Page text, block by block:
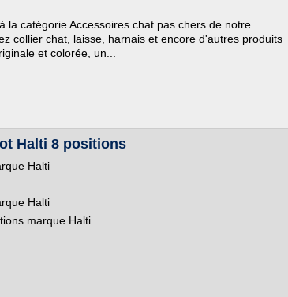
la catégorie Accessoires chat pas chers de notre
collier chat, laisse, harnais et encore d'autres produits
et colorée, un...
Halti 8 positions
Halti
Halti
marque Halti